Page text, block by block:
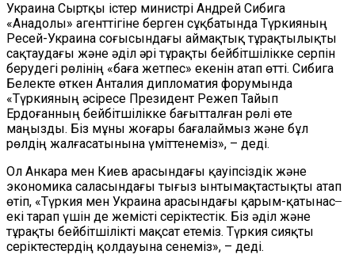
Украина Сыртқы істер министрі Андрей Сибига
«Анадолы» агенттігіне берген сұқбатында Түркияның
Ресей-Украина соғысындағы аймақтық тұрақтылықты
сақтаудағы және әділ әрі тұрақты бейбітшілікке серпін
берудегі рөлінің «баға жетпес» екенін атап өтті. Сибига
Белекте өткен Анталия дипломатия форумында
«Түркияның әсіресе Президент Режеп Тайып
Ердоғанның бейбітшілікке бағытталған рөлі өте
маңызды. Біз мұны жоғары бағалаймыз және бұл
рөлдің жалғасатынына үміттенеміз», – деді.
Ол Анкара мен Киев арасындағы қауіпсіздік және
экономика саласындағы тығыз ынтымақтастықты атап
өтіп, «Түркия мен Украина арасындағы қарым-қатынас ̶
екі тарап үшін де жемісті серіктестік. Біз әділ және
тұрақты бейбітшілікті мақсат етеміз. Түркия сияқты
серіктестердің қолдауына сенеміз», – деді.